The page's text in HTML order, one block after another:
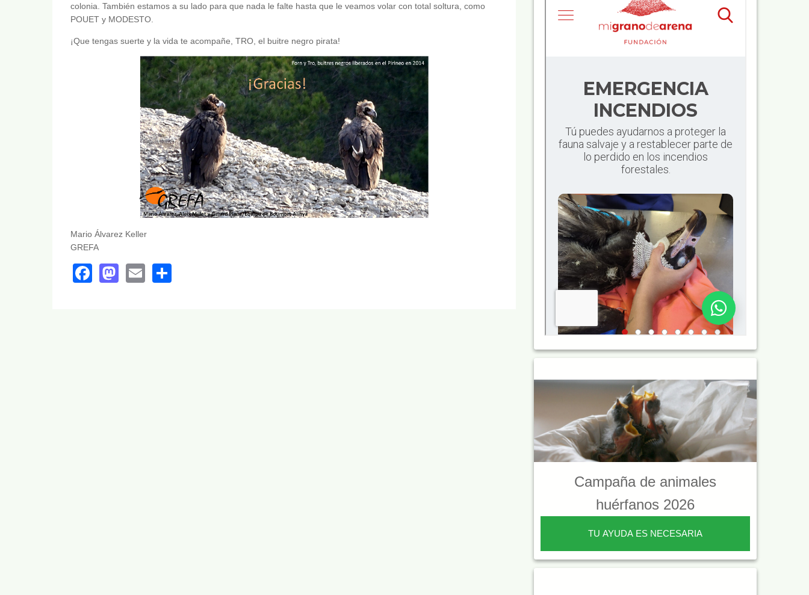
colonia. También estamos a su lado para que nada le falte hasta que le veamos volar con total soltura, como
POUET y MODESTO.
¡Que tengas suerte y la vida te acompañe, TRO, el buitre negro pirata!
Mario Álvarez Keller
GREFA
Facebook
Mastodon
Email
Campaña de animales
huérfanos 2026
TU AYUDA ES NECESARIA